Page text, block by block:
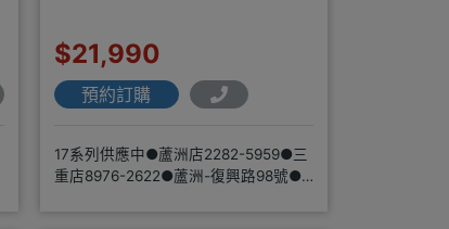
$21,990
預約訂購
17系列供應中●蘆洲店2282-5959●三
重店8976-2622●蘆洲-復興路98號●